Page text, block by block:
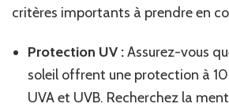
critères importants à prendre en
Protection UV :Assurez-vous
soleil offrent une protection à
UVA et UVB. Recherchez la